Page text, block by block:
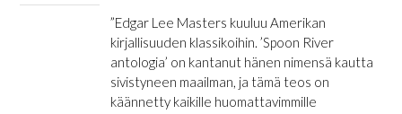
”Edgar Lee Masters kuuluu Amerikan
kirjallisuuden klassikoihin. ’Spoon River
antologia’ on kantanut hänen nimensä kautta
sivistyneen maailman, ja tämä teos on
käännetty kaikille huomattavimmille